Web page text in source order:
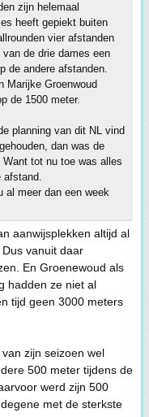
zijn helemaal
heeft gepiekt buiten
vier afstanden
de drie dames een
de andere afstanden.
Marijke Groenwoud
de 1500 meter.
planning van dit NL vind
dan was de
tot nu toe was alles
afstand.
al meer dan een week
aanwijsplekken altijd al
vanuit daar
En Groenewoud als
hadden ze niet al
tijd geen 3000 meters
zijn seizoen wel
500 meter tijdens de
werd zijn 500
met de sterkste